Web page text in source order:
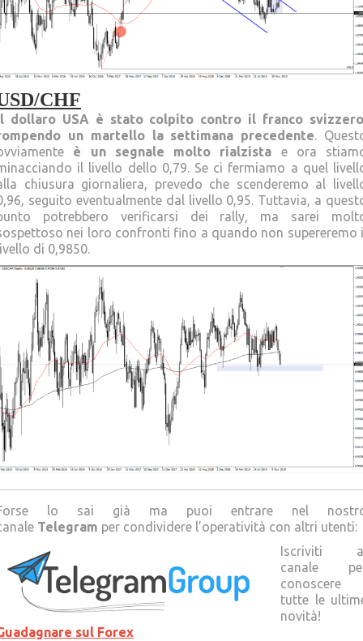
CHF
dollaro USA è stato colpito contro il franco
un martello la settimana precedente.
è un segnale molto rialzista e ora
il livello dello 0,79. Se ci fermiamo a quel
chiusura giornaliera, prevedo che scenderemo al
seguito eventualmente dal livello 0,95. Tuttavia, a
potrebbero verificarsi dei rally, ma sarei
nei loro confronti fino a quando non supereremo
di 0,9850.
lo sai già ma puoi entrare nel
Telegram per condividere l’operatività con altri utenti:
Iscriviti
canale
conoscere
tutte le
novità!
sul Forex